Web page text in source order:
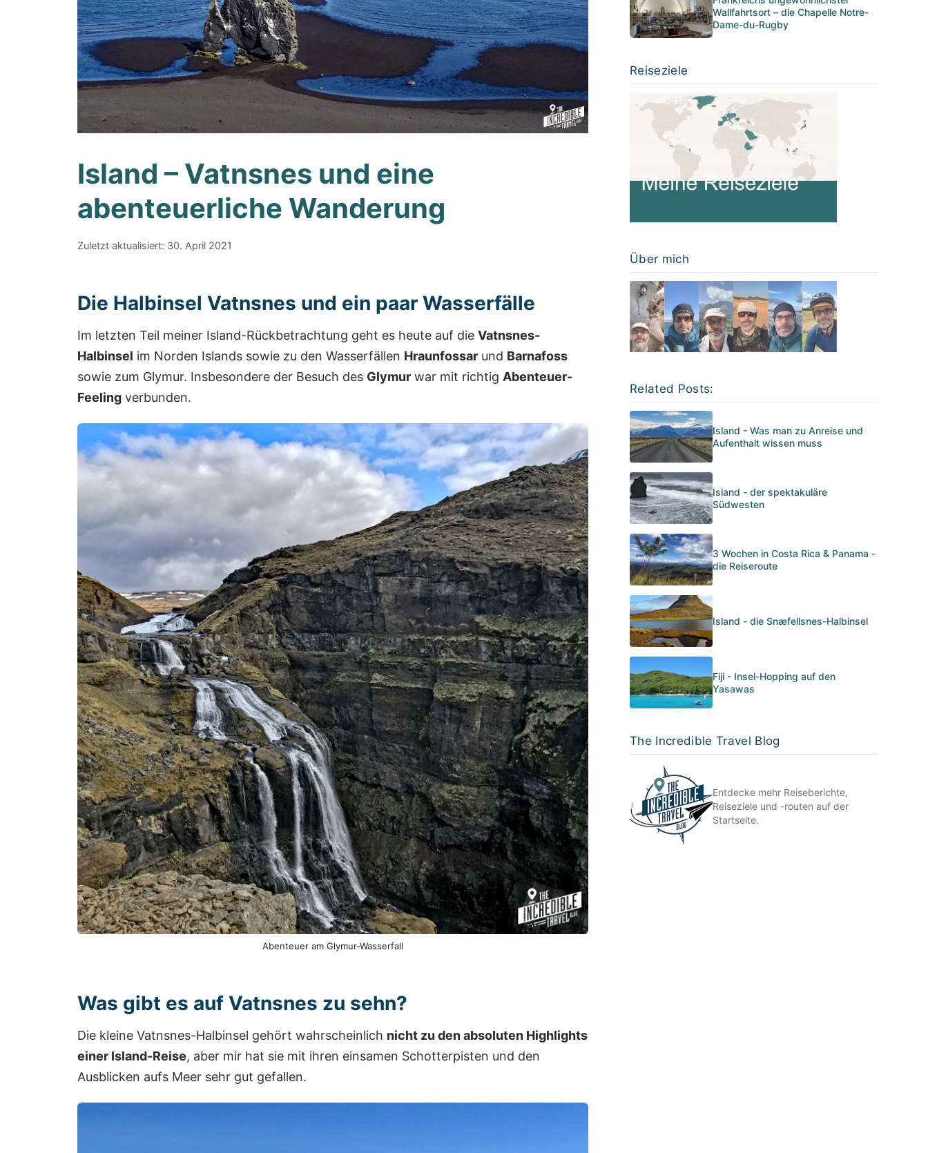
Island – Vatnsnes und eine
abenteuerliche Wanderung
Zuletzt aktualisiert: 30. April 2021
Die Halbinsel Vatnsnes und ein paar Wasserfälle
Im letzten Teil meiner Island-Rückbetrachtung geht es heute auf die Vatnsnes-
Halbinsel im Norden Islands sowie zu den Wasserfällen Hraunfossar und Barnafoss
sowie zum Glymur. Insbesondere der Besuch des Glymur war mit richtig Abenteuer-
Feeling verbunden.
Abenteuer am Glymur-Wasserfall
Was gibt es auf Vatnsnes zu sehn?
Die kleine Vatnsnes-Halbinsel gehört wahrscheinlich nicht zu den absoluten Highlights
einer Island-Reise, aber mir hat sie mit ihren einsamen Schotterpisten und den
Ausblicken aufs Meer sehr gut gefallen.
Wallfahrtsort – die Chapelle Notre-
Dame-du-Rugby
Reiseziele
Über mich
Related Posts:
Island - Was man zu Anreise und
Aufenthalt wissen muss
Island - der spektakuläre
Südwesten
3 Wochen in Costa Rica & Panama -
die Reiseroute
Island - die Snæfellsnes-Halbinsel
Fiji - Insel-Hopping auf den
Yasawas
The Incredible Travel Blog
Entdecke mehr Reiseberichte,
Reiseziele und -routen auf der
Startseite.